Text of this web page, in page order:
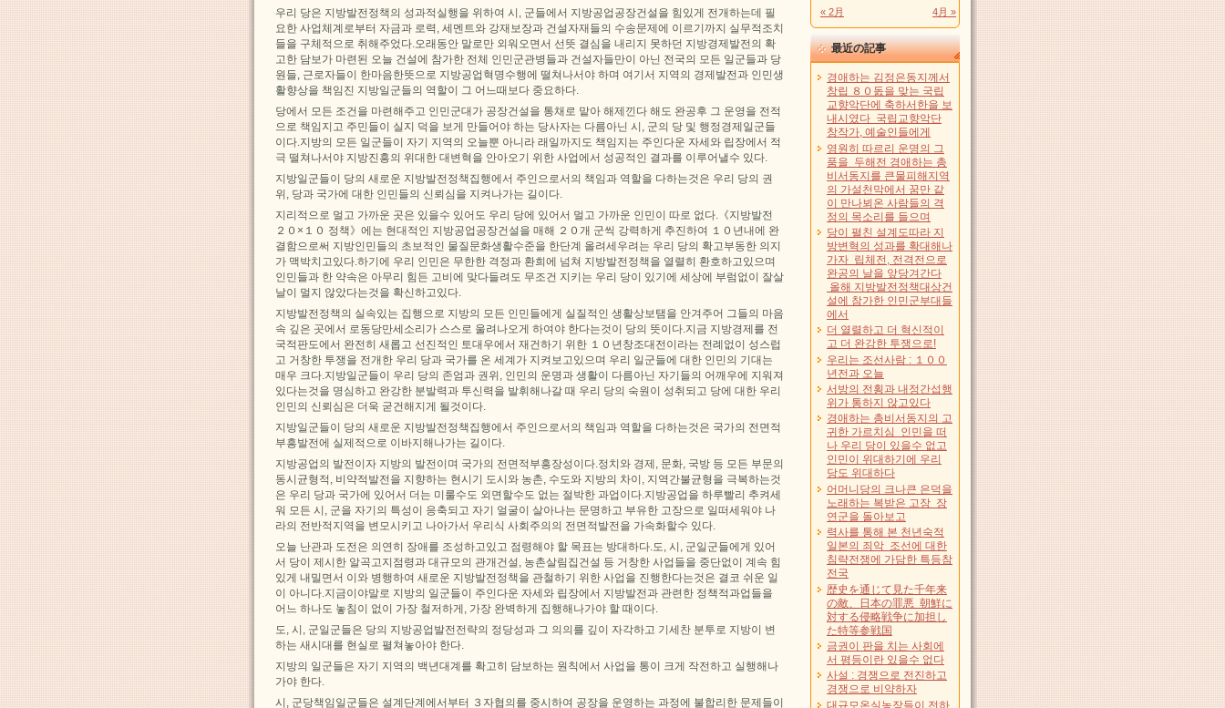
우리 당은 지방발전정책의 성과적실행을 위하여 시, 군들에서 지방공업공장건설을 힘있게 전개하는데 필
요한 사업체계로부터 자금과 로력, 세멘트와 강재보장과 건설자재들의 수송문제에 이르기까지 실무적조치
들을 구체적으로 취해주었다.오래동안 말로만 외워오면서 선뜻 결심을 내리지 못하던 지방경제발전의 확
고한 담보가 마련된 오늘 건설에 참가한 전체 인민군관병들과 건설자들만이 아닌 전국의 모든 일군들과 당
원들, 근로자들이 한마음한뜻으로 지방공업혁명수행에 떨쳐나서야 하며 여기서 지역의 경제발전과 인민생
활향상을 책임진 지방일군들의 역할이 그 어느때보다 중요하다.
당에서 모든 조건을 마련해주고 인민군대가 공장건설을 통채로 맡아 해제낀다 해도 완공후 그 운영을 전적
으로 책임지고 주민들이 실지 덕을 보게 만들어야 하는 당사자는 다름아닌 시, 군의 당 및 행정경제일군들
이다.지방의 모든 일군들이 자기 지역의 오늘뿐 아니라 래일까지도 책임지는 주인다운 자세와 립장에서 적
극 떨쳐나서야 지방진흥의 위대한 대변혁을 안아오기 위한 사업에서 성공적인 결과를 이루어낼수 있다.
지방일군들이 당의 새로운 지방발전정책집행에서 주인으로서의 책임과 역할을 다하는것은 우리 당의 권
위, 당과 국가에 대한 인민들의 신뢰심을 지켜나가는 길이다.
지리적으로 멀고 가까운 곳은 있을수 있어도 우리 당에 있어서 멀고 가까운 인민이 따로 없다.《지방발전
２０×１０ 정책》에는 현대적인 지방공업공장건설을 매해 ２０개 군씩 강력하게 추진하여 １０년내에 완
결함으로써 지방인민들의 초보적인 물질문화생활수준을 한단계 올려세우려는 우리 당의 확고부동한 의지
가 맥박치고있다.하기에 우리 인민은 무한한 격정과 환희에 넘쳐 지방발전정책을 열렬히 환호하고있으며
인민들과 한 약속은 아무리 힘든 고비에 맞다들려도 무조건 지키는 우리 당이 있기에 세상에 부럼없이 잘살
날이 멀지 않았다는것을 확신하고있다.
지방발전정책의 실속있는 집행으로 지방의 모든 인민들에게 실질적인 생활상보탬을 안겨주어 그들의 마음
속 깊은 곳에서 로동당만세소리가 스스로 울려나오게 하여야 한다는것이 당의 뜻이다.지금 지방경제를 전
국적판도에서 완전히 새롭고 선진적인 토대우에서 재건하기 위한 １０년창조대전이라는 전례없이 성스럽
고 거창한 투쟁을 전개한 우리 당과 국가를 온 세계가 지켜보고있으며 우리 일군들에 대한 인민의 기대는
매우 크다.지방일군들이 우리 당의 존엄과 권위, 인민의 운명과 생활이 다름아닌 자기들의 어깨우에 지워져
있다는것을 명심하고 완강한 분발력과 투신력을 발휘해나갈 때 우리 당의 숙원이 성취되고 당에 대한 우리
인민의 신뢰심은 더욱 굳건해지게 될것이다.
지방일군들이 당의 새로운 지방발전정책집행에서 주인으로서의 책임과 역할을 다하는것은 국가의 전면적
부흥발전에 실제적으로 이바지해나가는 길이다.
지방공업의 발전이자 지방의 발전이며 국가의 전면적부흥장성이다.정치와 경제, 문화, 국방 등 모든 부문의
동시균형적, 비약적발전을 지향하는 현시기 도시와 농촌, 수도와 지방의 차이, 지역간불균형을 극복하는것
은 우리 당과 국가에 있어서 더는 미룰수도 외면할수도 없는 절박한 과업이다.지방공업을 하루빨리 추켜세
워 모든 시, 군을 자기의 특성이 응축되고 자기 얼굴이 살아나는 문명하고 부유한 고장으로 일떠세워야 나
라의 전반적지역을 변모시키고 나아가서 우리식 사회주의의 전면적발전을 가속화할수 있다.
오늘 난관과 도전은 의연히 장애를 조성하고있고 점령해야 할 목표는 방대하다.도, 시, 군일군들에게 있어
서 당이 제시한 알곡고지점령과 대규모의 관개건설, 농촌살림집건설 등 거창한 사업들을 중단없이 계속 힘
있게 내밀면서 이와 병행하여 새로운 지방발전정책을 관철하기 위한 사업을 진행한다는것은 결코 쉬운 일
이 아니다.지금이야말로 지방의 일군들이 주인다운 자세와 립장에서 지방발전과 관련한 정책적과업들을
어느 하나도 놓침이 없이 가장 철저하게, 가장 완벽하게 집행해나가야 할 때이다.
도, 시, 군일군들은 당의 지방공업발전전략의 정당성과 그 의의를 깊이 자각하고 기세찬 분투로 지방이 변
하는 새시대를 현실로 펼쳐놓아야 한다.
지방의 일군들은 자기 지역의 백년대계를 확고히 담보하는 원칙에서 사업을 통이 크게 작전하고 실행해나
가야 한다.
시, 군당책임일군들은 설계단계에서부터 ３자협의를 중시하여 공장을 운영하는 과정에 불합리한 문제들이
« 2月 4月 »
最近の記事
경애하는 김정은동지께서
창립 ８０돐을 맞는 국립
교향악단에 축하서한을 보
내시였다 국립교향악단
창작가, 예술인들에게
영원히 따르리 운명의 그
품을 두해전 경애하는 총
비서동지를 큰물피해지역
의 가설천막에서 꿈만 같
이 만나뵈온 사람들의 격
정의 목소리를 들으며
당이 펼친 설계도따라 지
방변혁의 성과를 확대해나
가자 립체전, 전격전으로
완공의 날을 앞당겨간다
올해 지방발전정책대상건
설에 참가한 인민군부대들
에서
더 열렬하고 더 혁신적이
고 더 완강한 투쟁으로!
우리는 조선사람 : １００
년전과 오늘
서방의 전횡과 내정간섭행
위가 통하지 않고있다
경애하는 총비서동지의 고
귀한 가르치심 인민을 떠
나 우리 당이 있을수 없고
인민이 위대하기에 우리
당도 위대하다
어머니당의 크나큰 은덕을
노래하는 복받은 고장 장
연군을 돌아보고
력사를 통해 본 천년숙적
일본의 죄악 조선에 대한
침략전쟁에 가담한 특등참
전국
歴史を通じて見た千年来
の敵、日本の罪悪 朝鮮に
対する侵略戦争に加担し
た特等参戦国
금권이 판을 치는 사회에
서 평등이란 있을수 없다
사설 : 경쟁으로 전진하고
경쟁으로 비약하자
대규모온실농장들이 전하